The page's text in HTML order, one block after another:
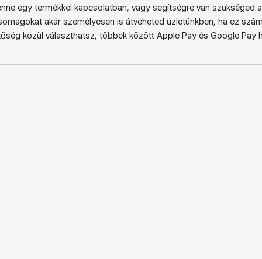
egy termékkel kapcsolatban, vagy segítségre van szükséged
akár személyesen is átveheted üzletünkben, ha ez
közül választhatsz, többek között Apple Pay és Google Pay